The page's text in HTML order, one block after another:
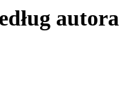
autora